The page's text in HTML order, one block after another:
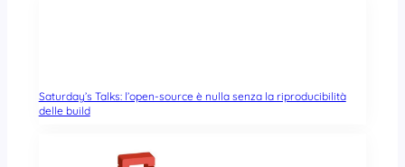
Saturday’s Talks: l’open-source è nulla senza la riproducibilità
delle build